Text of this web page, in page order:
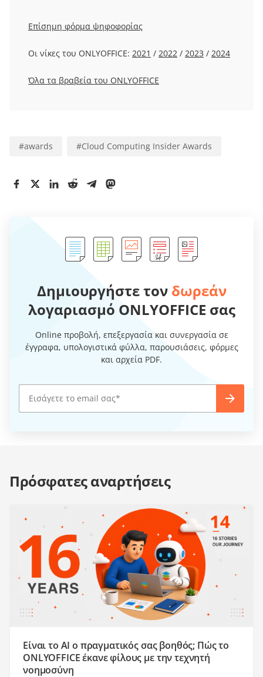
Επίσημη φόρμα ψηφοφορίας
Οι νίκες του ONLYOFFICE: 2021 / 2022 / 2023 / 2024
Όλα τα βραβεία του ONLYOFFICE
#awards #Cloud Computing Insider Awards
Δημιουργήστε τον δωρεάν
λογαριασμό ONLYOFFICE σας
Online προβολή, επεξεργασία και συνεργασία σε
έγγραφα, υπολογιστικά φύλλα, παρουσιάσεις, φόρμες
και αρχεία PDF.
Πρόσφατες αναρτήσεις
Είναι το AI ο πραγματικός σας βοηθός; Πώς το
ONLYOFFICE έκανε φίλους με την τεχνητή
νοημοσύνη